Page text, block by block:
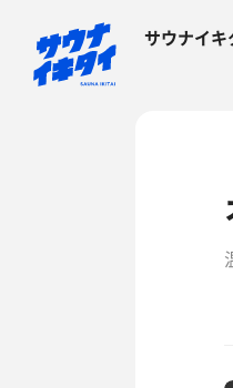
サウナイキ